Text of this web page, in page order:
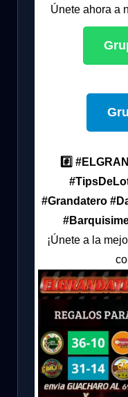
Únete ahora a
#️⃣
#Grandatero
¡Únete a la